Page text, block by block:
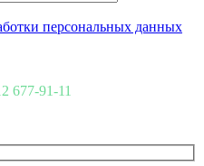
персональных данных
677-91-11